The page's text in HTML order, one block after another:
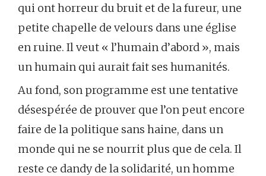
qui ont horreur du bruit et de la fureur, une
petite chapelle de velours dans une église
en ruine. Il veut « l’humain d’abord », mais
un humain qui aurait fait ses humanités.
Au fond, son programme est une tentative
désespérée de prouver que l’on peut encore
faire de la politique sans haine, dans un
monde qui ne se nourrit plus que de cela. Il
reste ce dandy de la solidarité, un homme